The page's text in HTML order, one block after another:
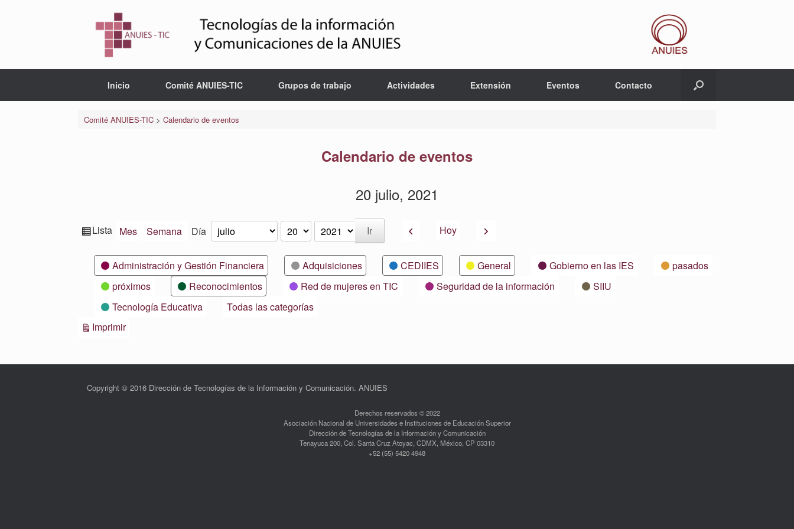
Inicio Comité ANUIES-TIC Grupos de trabajo Actividades Extensión Eventos Contacto
Comité ANUIES-TIC> Calendario de eventos
Calendario de eventos
20 julio, 2021
Ver
Lista Mes Semana Día Mes
Día
Año AnteriorHoy Siguiente
CategoríasAdministración y Gestión Financiera Adquisiciones CEDIIES General Gobierno en las IES
pasados
próximos
Reconocimientos Red de mujeres en TIC Seguridad de la información
SIIU
Tecnología Educativa
Todas las categorías
ImprimirVistas
Copyright © 2016 Dirección de Tecnologías de la Información y Comunicación. ANUIES
Derechos reservados © 2022
Asociación Nacional de Universidades e Instituciones de Educación Superior
Dirección de Tecnologías de la Información y Comunicación
Tenayuca 200, Col. Santa Cruz Atoyac, CDMX, México, CP 03310
+52 (55) 5420 4948